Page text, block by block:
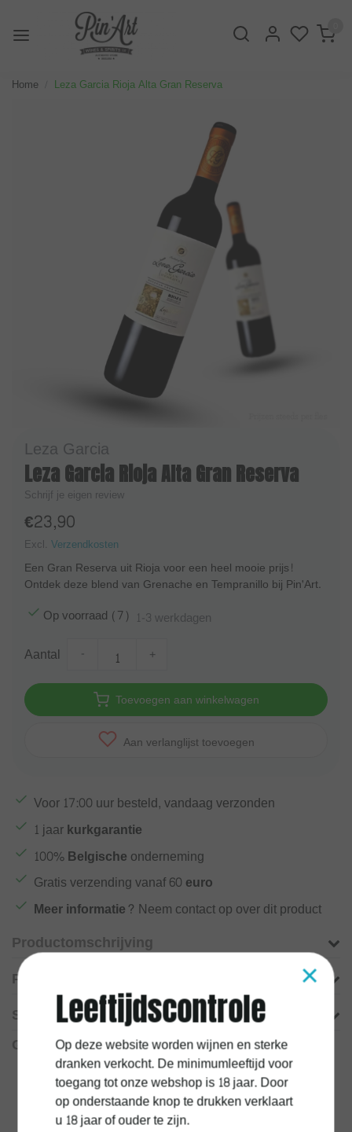
Home Leza Garcia Rioja Alta Gran Reserva
Leza Garcia
Leza Garcia Rioja Alta Gran Reserva
Schrijf je eigen review
€23,90
Excl. Verzendkosten
Een Gran Reserva uit Rioja voor een heel mooie prijs!
Ontdek deze blend van Grenache en Tempranillo bij Pin'Art.
Op voorraad (7) 1-3 werkdagen
Aantal +
Toevoegen aan winkelwagen
Aan verlanglijst toevoegen
Voor 17:00 uur besteld, vandaag verzonden
1 jaarkurkgarantie
100%Belgische onderneming
Gratis verzending vanaf60 euro
Meer informatie? Neem contact op over dit product
Productomschrijving
Product informatie
Specificaties
Gerelateerde producten
×
Leeftijdscontrole
Op deze website worden wijnen en sterke
dranken verkocht. De minimumleeftijd voor
toegang tot onze webshop is 18 jaar. Door
op onderstaande knop te drukken verklaart
u 18 jaar of ouder te zijn.